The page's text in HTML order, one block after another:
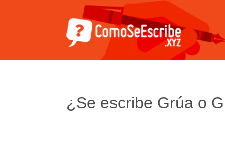
¿Se escribe Grúa o